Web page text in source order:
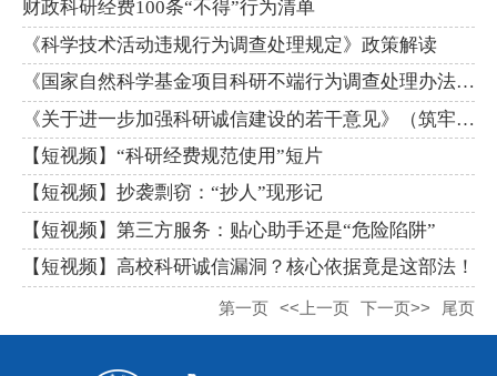
财政科研经费100条“不得”行为清单
《科学技术活动违规行为调查处理规定》政策解读
《国家自然科学基金项目科研不端行为调查处理办法》解读
《关于进一步加强科研诚信建设的若干意见》（筑牢科研诚信的基石...
【短视频】“科研经费规范使用”短片
【短视频】抄袭剽窃：“抄人”现形记
【短视频】第三方服务：贴心助手还是“危险陷阱”
【短视频】高校科研诚信漏洞？核心依据竟是这部法！
第一页 <<上一页 下一页>> 尾页